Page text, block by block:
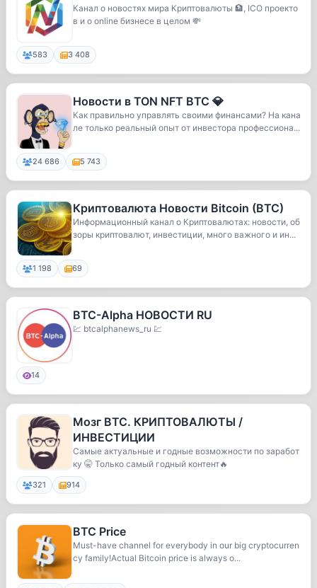
Канал о новостях мира Криптовалюты 🏦, ICO проекто
в и о online бизнесе в целом 💸
583 3 408
Новости в TON NFT BTC 💎
Как правильно управлять своими финансами? На кана
ле только реальный опыт от инвестора профессиона...
24 686 5 743
Криптовалюта Новости Bitcoin (BTC)
Информационный канал о Криптовалютах: новости, об
зоры криптовалют, инвестиции, много важного и ин...
1 198 69
BTC-Alpha НОВОСТИ RU
💹 btcalphanews_ru 💹
14
Мозг BTC. КРИПТОВАЛЮТЫ /
ИНВЕСТИЦИИ
Самые актуальные и годные возможности по заработ
ку 🤫 Только самый годный контент🔥
321 914
BTC Price
Must-have channel for everybody in our big cryptocurren
cy family!Actual Bitcoin price is always o...